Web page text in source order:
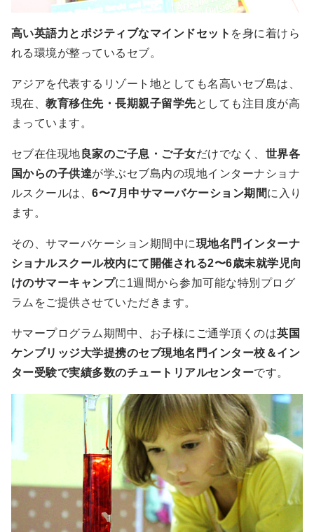
高い英語力とポジティブなマインドセット を身に着けら
れる環境が整っているセブ。
アジアを代表するリゾート地としても名高いセブ島は、
現在、教育移住先・長期親子留学先としても注目度が高
まっています。
セブ在住現地 良家のご子息・ご子女だけでなく、 世界各
国からの子供達が学ぶセブ島内の現地インターナショナ
ルスクールは、6〜7月中サマーバケーション期間に入り
ます。
その、サマーバケーション期間中に現地名門インターナ
ショナルスクール校内にて開催される2〜6歳未就学児向
けのサマーキャンプに1週間から参加可能な特別プログ
ラムをご提供させていただきます。
サマープログラム期間中、お子様にご通学頂くのは英国
ケンブリッジ大学提携のセブ現地名門インター校＆イン
ター受験で実績多数のチュートリアルセンターです。